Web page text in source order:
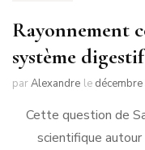
Rayonnement
système
parAlexandre le
Cette question de
scientifique